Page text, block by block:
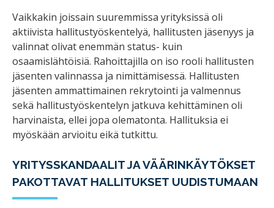
Vaikkakin joissain suuremmissa yrityksissä oli
aktiivista hallitustyöskentelyä, hallitusten jäsenyys ja
valinnat olivat enemmän status- kuin
osaamislähtöisiä. Rahoittajilla on iso rooli hallitusten
jäsenten valinnassa ja nimittämisessä. Hallitusten
jäsenten ammattimainen rekrytointi ja valmennus
sekä hallitustyöskentelyn jatkuva kehittäminen oli
harvinaista, ellei jopa olematonta. Hallituksia ei
myöskään arvioitu eikä tutkittu.
YRITYSSKANDAALIT JA VÄÄRINKÄYTÖKSET
PAKOTTAVAT HALLITUKSET UUDISTUMAAN